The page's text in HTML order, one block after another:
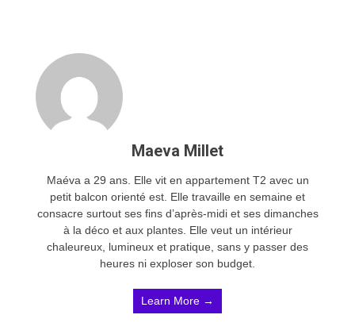
Maeva Millet
Maéva a 29 ans. Elle vit en appartement T2 avec un
petit balcon orienté est. Elle travaille en semaine et
consacre surtout ses fins d’après-midi et ses dimanches
à la déco et aux plantes. Elle veut un intérieur
chaleureux, lumineux et pratique, sans y passer des
heures ni exploser son budget.
Learn More →